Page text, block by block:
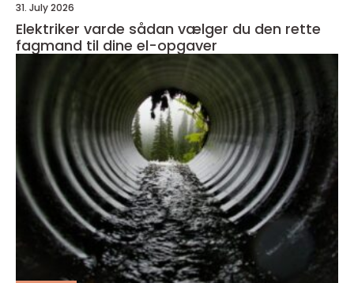
31. July 2026
Elektriker varde sådan vælger du den rette
fagmand til dine el-opgaver